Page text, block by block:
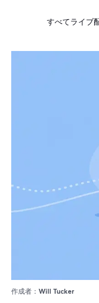
すべてライブ
作成者： Will Tucker